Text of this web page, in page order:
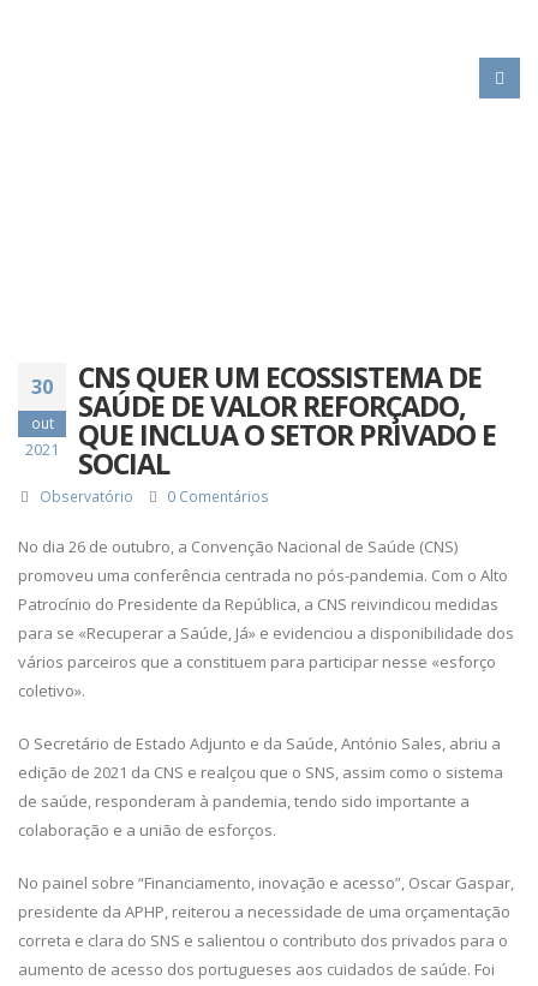
30
out
2021
CNS QUER UM ECOSSISTEMA DE
SAÚDE DE VALOR REFORÇADO,
QUE INCLUA O SETOR PRIVADO E
SOCIAL
Observatório 0 Comentários
No dia 26 de outubro, a Convenção Nacional de Saúde (CNS)
promoveu uma conferência centrada no pós-pandemia. Com o Alto
Patrocínio do Presidente da República, a CNS reivindicou medidas
para se «Recuperar a Saúde, Já» e evidenciou a disponibilidade dos
vários parceiros que a constituem para participar nesse «esforço
coletivo».
O Secretário de Estado Adjunto e da Saúde, António Sales, abriu a
edição de 2021 da CNS e realçou que o SNS, assim como o sistema
de saúde, responderam à pandemia, tendo sido importante a
colaboração e a união de esforços.
No painel sobre “Financiamento, inovação e acesso”, Oscar Gaspar,
presidente da APHP, reiterou a necessidade de uma orçamentação
correta e clara do SNS e salientou o contributo dos privados para o
aumento de acesso dos portugueses aos cuidados de saúde. Foi